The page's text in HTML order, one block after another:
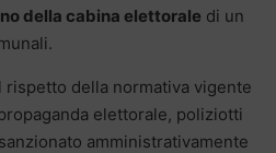
della cabina elettorale di un
rispetto della normativa vigente
elettorale, poliziotti
amministrativamente